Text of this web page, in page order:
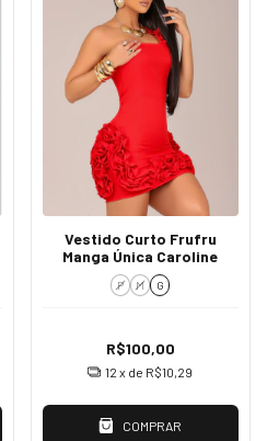
Vestido Curto Frufru
Manga Única Caroline
P M G
R$100,00
12 x de R$10,29
COMPRAR